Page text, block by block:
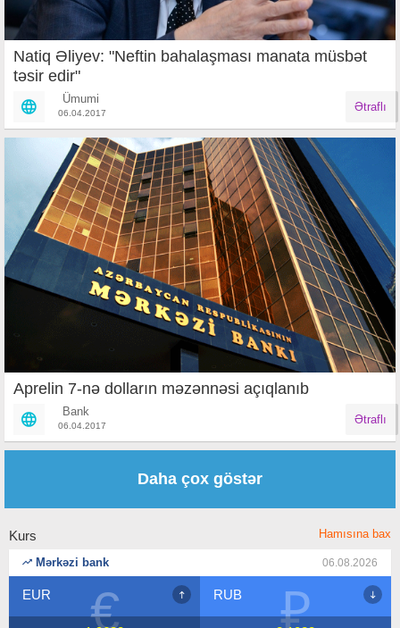
Natiq Əliyev: "Neftin bahalaşması manata müsbət
təsir edir"
Ümumi
06.04.2017 Ətraflı
Aprelin 7-nə dolların məzənnəsi açıqlanıb
Bank
06.04.2017 Ətraflı
Daha çox göstər
Kurs Hamısına bax
Mərkəzi bank 06.08.2026
€
EUR ₽
RUB